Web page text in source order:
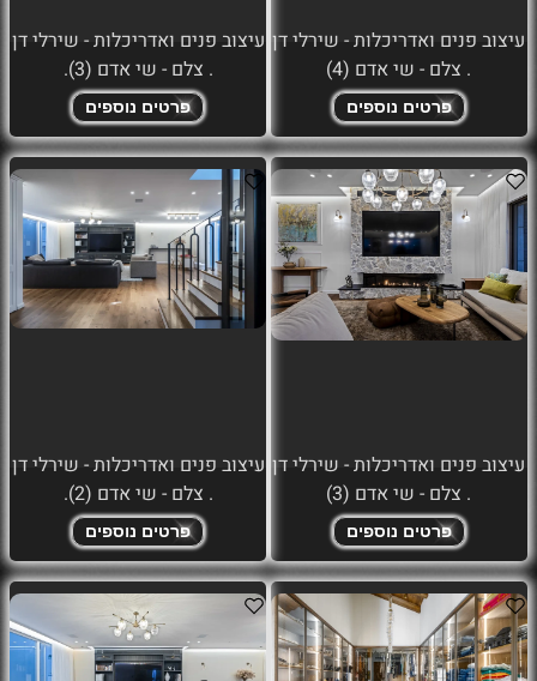
עיצוב פנים ואדריכלות - שירלי דן
. צלם - שי אדם (4)
פרטים נוספים
עיצוב פנים ואדריכלות - שירלי דן
. צלם - שי אדם (3).
פרטים נוספים
עיצוב פנים ואדריכלות - שירלי דן
. צלם - שי אדם (3)
פרטים נוספים
עיצוב פנים ואדריכלות - שירלי דן
. צלם - שי אדם (2).
פרטים נוספים